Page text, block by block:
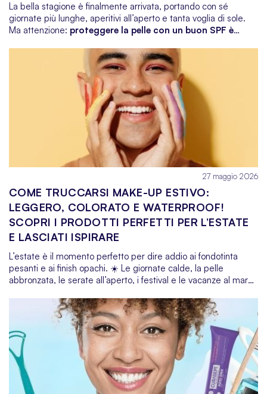
La bella stagione è finalmente arrivata, portando con sé
giornate più lunghe, aperitivi all’aperto e tanta voglia di sole.
Ma attenzione: proteggere la pelle con un buon SPF è
infatti non vanno in vacanza in città – anche mentre andiamo
al lavoro o sorseggiamo un caffè al bar all’aperto, la nostra
pelle è esposta. Inserire la protezione solare nella routine
quotidiana di primavera/estate è il segreto per una pelle sana,
giovane e luminosa negli anni a venire. E per massimizzare i
benefici, possiamo abbinarla a qualcheboost di luminosità (un
siero alla vitamina C al mattino è l’alleato ideale) e a formati
furbi per ritoccare la protezione durante il giorno. Senza
dimenticare un tocco glamour e idratante per le labbra!
27 maggio 2026
COME TRUCCARSI MAKE-UP ESTIVO:
LEGGERO, COLORATO E WATERPROOF!
SCOPRI I PRODOTTI PERFETTI PER L’ESTATE
E LASCIATI ISPIRARE
L’estate è il momento perfetto per dire addio ai fondotinta
pesanti e ai finish opachi. ☀️ Le giornate calde, la pelle
abbronzata, le serate all’aperto, i festival e le vacanze al mare
attenzione: “leggero” non significa rinunciare al trucco! Al
contrario, è proprio ora che puoi divertirti con texture leggere,
colori accesi, effetti glow e... tanto, tantissimo glitter.In più,
giugno è anche il mese del Pride —Love is Love
— quindi
quale occasione migliore per sfoggiare eyeliner arcobaleno,
ombretti neon e rossetti audaci?Pronta a scoprire tutti i must-
have per il make-up estivo? Ecco i prodotti che non possono
mancare nella tua beauty bag per creare look WOW, perfetti